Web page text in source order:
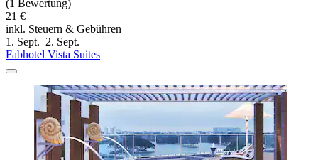
(1 Bewertung)
21 €
inkl. Steuern & Gebühren
1. Sept.–2. Sept.
Fabhotel Vista Suites